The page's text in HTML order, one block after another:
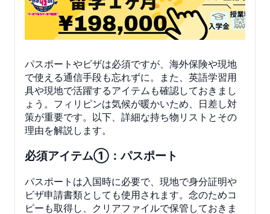
パスポートやビザは必須ですが、海外保険や現地
で使える通信手段も忘れずに。また、英語学習用
具や現地で活躍するアイテムも確認しておきまし
ょう。フィリピンは気候が暖かいため、日差し対
策が重要です。以下、詳細な持ち物リストとその
理由を解説します。
必須アイテム①：パスポート
パスポートは入国時に必要で、現地で身分証明や
ビザ申請書類としても使用されます。念のためコ
ピーも取得し、クリアファイルで保管しておきま